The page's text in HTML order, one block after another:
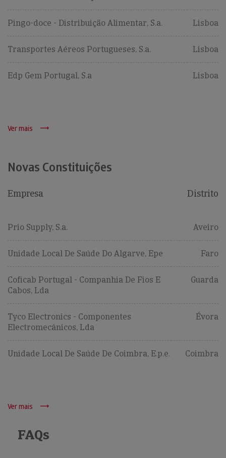
Pingo-doce - Distribuição Alimentar, S.a. Lisboa
Transportes Aéreos Portugueses, S.a. Lisboa
Edp Gem Portugal, S.a Lisboa
Ver mais
Novas Constituições
Empresa Distrito
Prio Supply, S.a. Aveiro
Unidade Local De Saúde Do Algarve, Epe Faro
Coficab Portugal - Companhia De Fios E
Cabos, Lda
Guarda
Tyco Electronics - Componentes
Electromecânicos, Lda
Évora
Unidade Local De Saúde De Coimbra, E.p.e. Coimbra
Ver mais
FAQs